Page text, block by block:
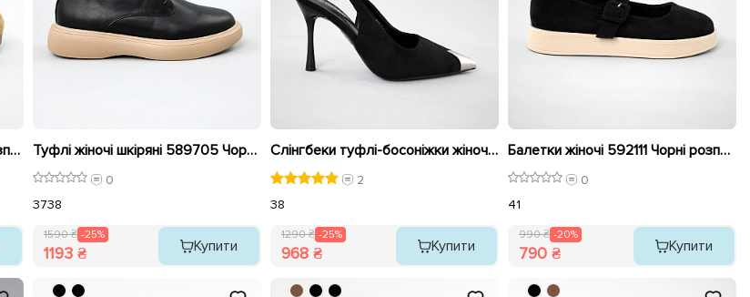
Туфлі жіночі 591682 Бежеві розпродаж Туфлі жіночі шкіряні 589705 Чорні розпродаж
0
3738
1590 ₴ -25%
1193 ₴ Купити
Слінгбеки туфлі-босоніжки жіночі 592303 Чорні розпродаж
2
38
1290 ₴ -25%
968 ₴ Купити
Балетки жіночі 592111 Чорні розпродаж
0
41
990 ₴ -20%
790 ₴ Купити